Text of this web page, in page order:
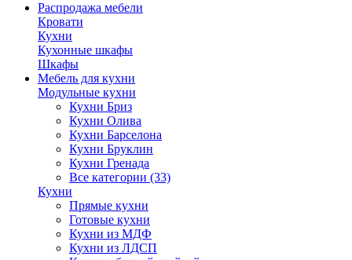
Распродажа мебели
Кровати
Кухни
Кухонные шкафы
Шкафы
Мебель для кухни
Модульные кухни
Кухни Бриз
Кухни Олива
Кухни Барселона
Кухни Бруклин
Кухни Гренада
Все категории (33)
Кухни
Прямые кухни
Готовые кухни
Кухни из МДФ
Кухни из ЛДСП